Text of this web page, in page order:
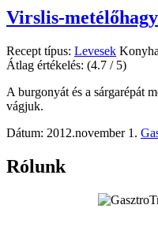
Virslis-
Recept típus: Levesek
Átlag értékelés: (4.7 / 5)
A burgonyát és a sárgarépát
vágjuk.
Dátum: 2012.november 1.
Rólunk